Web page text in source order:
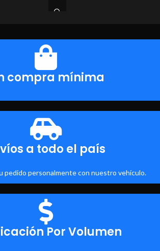
compra mínima
a todo el país
pedido personalmente con nuestro vehículo.
Por Volumen